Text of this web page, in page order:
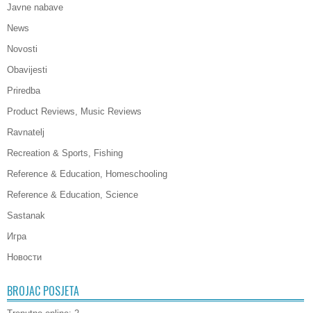
Javne nabave
News
Novosti
Obavijesti
Priredba
Product Reviews, Music Reviews
Ravnatelj
Recreation & Sports, Fishing
Reference & Education, Homeschooling
Reference & Education, Science
Sastanak
Игра
Новости
BROJAC POSJETA